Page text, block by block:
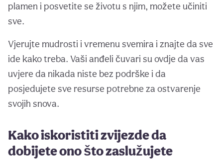
plamen i posvetite se životu s njim, možete učiniti
sve.
Vjerujte mudrosti i vremenu svemira i znajte da sve
ide kako treba. Vaši anđeli čuvari su ovdje da vas
uvjere da nikada niste bez podrške i da
posjedujete sve resurse potrebne za ostvarenje
svojih snova.
Kako iskoristiti zvijezde da
dobijete ono što zaslužujete